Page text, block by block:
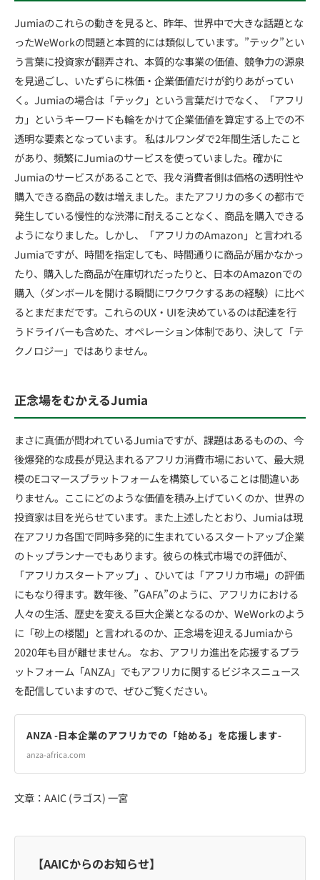
Jumiaのこれらの動きを見ると、昨年、世界中で大きな話題とな
ったWeWorkの問題と本質的には類似しています。”テック”とい
う言葉に投資家が翻弄され、本質的な事業の価値、競争力の源泉
を見過ごし、いたずらに株価・企業価値だけが釣りあがってい
く。Jumiaの場合は「テック」という言葉だけでなく、「アフリ
カ」というキーワードも輪をかけて企業価値を算定する上での不
透明な要素となっています。 私はルワンダで2年間生活したこと
があり、頻繁にJumiaのサービスを使っていました。確かに
Jumiaのサービスがあることで、我々消費者側は価格の透明性や
購入できる商品の数は増えました。またアフリカの多くの都市で
発生している慢性的な渋滞に耐えることなく、商品を購入できる
ようになりました。しかし、「アフリカのAmazon」と言われる
Jumiaですが、時間を指定しても、時間通りに商品が届かなかっ
たり、購入した商品が在庫切れだったりと、日本のAmazonでの
購入（ダンボールを開ける瞬間にワクワクするあの経験）に比べ
るとまだまだです。これらのUX・UIを決めているのは配達を行
うドライバーも含めた、オペレーション体制であり、決して「テ
クノロジー」ではありません。
正念場をむかえるJumia
まさに真価が問われているJumiaですが、課題はあるものの、今
後爆発的な成長が見込まれるアフリカ消費市場において、最大規
模のEコマースプラットフォームを構築していることは間違いあ
りません。ここにどのような価値を積み上げていくのか、世界の
投資家は目を光らせています。また上述したとおり、Jumiaは現
在アフリカ各国で同時多発的に生まれているスタートアップ企業
のトップランナーでもあります。彼らの株式市場での評価が、
「アフリカスタートアップ」、ひいては「アフリカ市場」の評価
にもなり得ます。数年後、”GAFA”のように、アフリカにおける
人々の生活、歴史を変える巨大企業となるのか、WeWorkのよう
に「砂上の楼閣」と言われるのか、正念場を迎えるJumiaから
2020年も目が離せません。 なお、アフリカ進出を応援するプラ
ットフォーム「ANZA」でもアフリカに関するビジネスニュース
を配信していますので、ぜひご覧ください。
ANZA -日本企業のアフリカでの「始める」を応援します-
anza-africa.com
文章：AAIC (ラゴス) 一宮
【AAICからのお知らせ】